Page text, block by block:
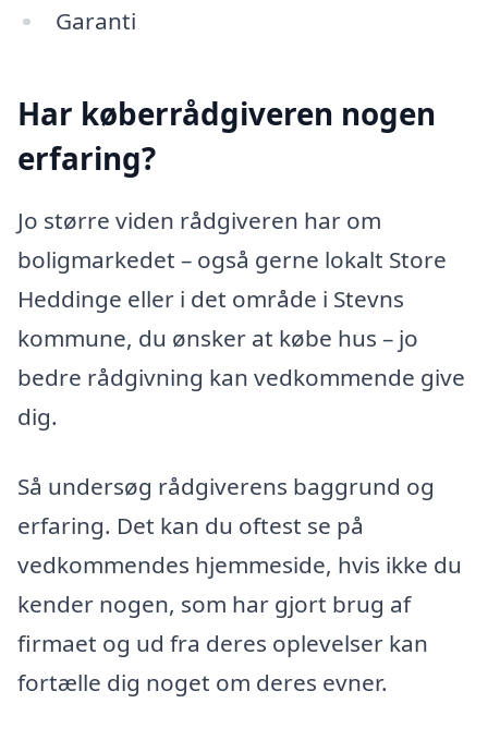
Garanti
Har køberrådgiveren nogen
erfaring?
Jo større viden rådgiveren har om
boligmarkedet – også gerne lokalt Store
Heddinge eller i det område i Stevns
kommune, du ønsker at købe hus – jo
bedre rådgivning kan vedkommende give
dig.
Så undersøg rådgiverens baggrund og
erfaring. Det kan du oftest se på
vedkommendes hjemmeside, hvis ikke du
kender nogen, som har gjort brug af
firmaet og ud fra deres oplevelser kan
fortælle dig noget om deres evner.